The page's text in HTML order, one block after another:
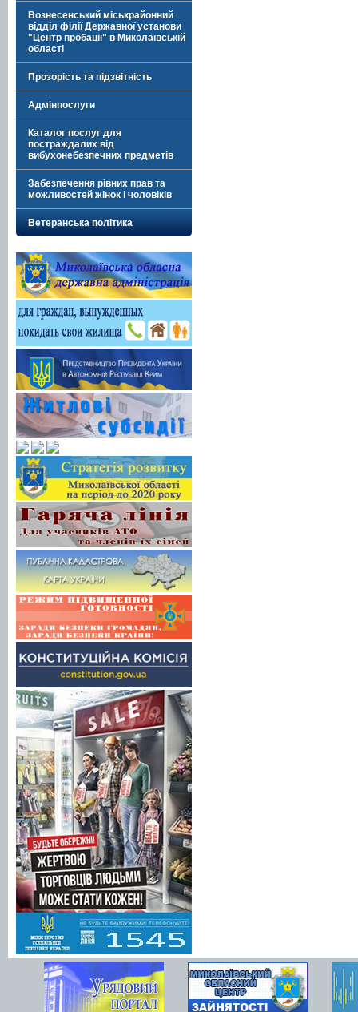
Вознесенський міськрайонний
відділ філії Державної установи
"Центр пробації" в Миколаївській
області
Прозорість та підзвітність
Адмінпослуги
Каталог послуг для
постраждалих від
вибухонебезпечних предметів
Забезпечення рівних прав та
можливостей жінок і чоловіків
Ветеранська політика